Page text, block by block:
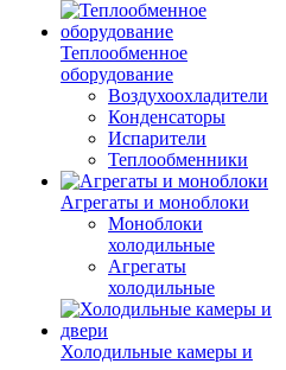
Теплообменное
оборудование
Воздухоохладители
Конденсаторы
Испарители
Теплообменники
Агрегаты и моноблоки
Моноблоки
холодильные
Агрегаты
холодильные
Холодильные камеры и